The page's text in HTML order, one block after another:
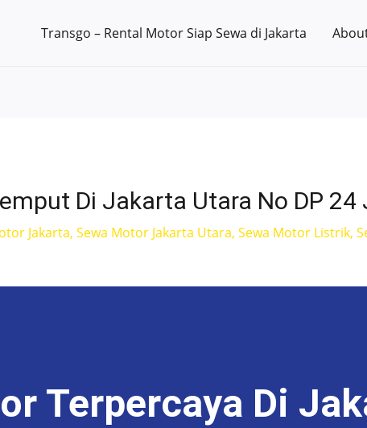
Transgo – Rental Motor Siap Sewa di Jakarta
Di Jakarta Utara No DP 24
Jakarta, Sewa Motor Jakarta Utara, Sewa Motor Listrik,
Terpercaya Di